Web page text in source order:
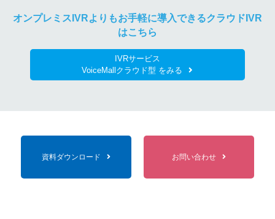
オンプレミスIVRよりもお手軽に導入できるクラウドIVR
はこちら
IVRサービス
VoiceMallクラウド型 をみる
資料ダウンロード お問い合わせ